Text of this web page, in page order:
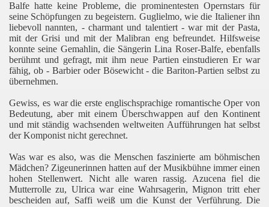
Balfe hatte keine Probleme, die prominentesten Opernstars für
seine Schöpfungen zu begeistern. Guglielmo, wie die Italiener ihn
liebevoll nannten, - charmant und talentiert - war mit der Pasta,
mit der Grisi und mit der Malibran eng befreundet. Hilfsweise
konnte seine Gemahlin, die Sängerin Lina Roser-Balfe, ebenfalls
berühmt und gefragt, mit ihm neue Partien einstudieren Er war
fähig, ob - Barbier oder Bösewicht - die Bariton-Partien selbst zu
übernehmen.
Gewiss, es war die erste englischsprachige romantische Oper von
Bedeutung, aber mit einem Überschwappen auf den Kontinent
und mit ständig wachsenden weltweiten Aufführungen hat selbst
der Komponist nicht gerechnet.
Was war es also, was die Menschen faszinierte am böhmischen
Mädchen? Zigeunerinnen hatten auf der Musikbühne immer einen
hohen Stellenwert. Nicht alle waren rassig. Azucena fiel die
Mutterrolle zu, Ulrica war eine Wahrsagerin, Mignon tritt eher
bescheiden auf, Saffi weiß um die Kunst der Verführung. Die